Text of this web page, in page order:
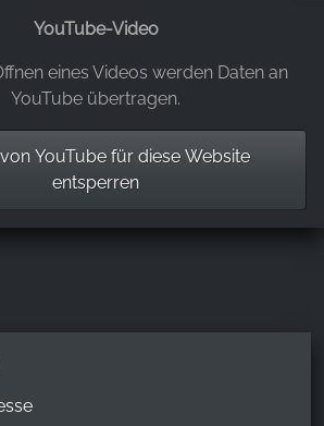
YouTube-Video
eines Videos werden Daten an
YouTube übertragen.
YouTube für diese Website
entsperren